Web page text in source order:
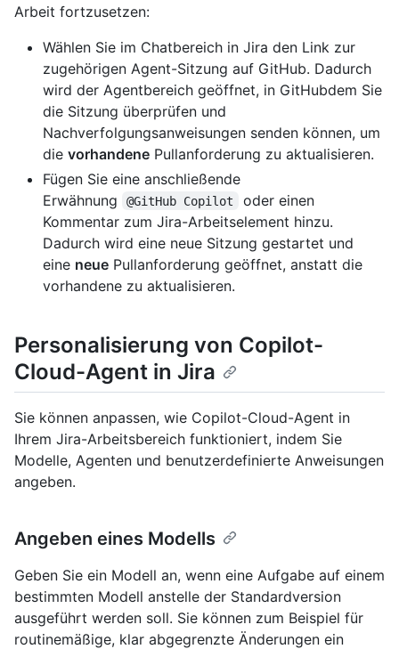
Arbeit fortzusetzen:
Wählen Sie im Chatbereich in Jira den Link zur
zugehörigen Agent-Sitzung auf GitHub. Dadurch
wird der Agentbereich geöffnet, in GitHubdem Sie
die Sitzung überprüfen und
Nachverfolgungsanweisungen senden können, um
die vorhandene Pullanforderung zu aktualisieren.
Fügen Sie eine anschließende
Erwähnung
@GitHub Copilot
oder einen
Kommentar zum Jira-Arbeitselement hinzu.
Dadurch wird eine neue Sitzung gestartet und
eine neue Pullanforderung geöffnet, anstatt die
vorhandene zu aktualisieren.
Personalisierung von Copilot-
Cloud-Agent in Jira
Sie können anpassen, wie Copilot-Cloud-Agent in
Ihrem Jira-Arbeitsbereich funktioniert, indem Sie
Modelle, Agenten und benutzerdefinierte Anweisungen
angeben.
Angeben eines Modells
Geben Sie ein Modell an, wenn eine Aufgabe auf einem
bestimmten Modell anstelle der Standardversion
ausgeführt werden soll. Sie können zum Beispiel für
routinemäßige, klar abgegrenzte Änderungen ein